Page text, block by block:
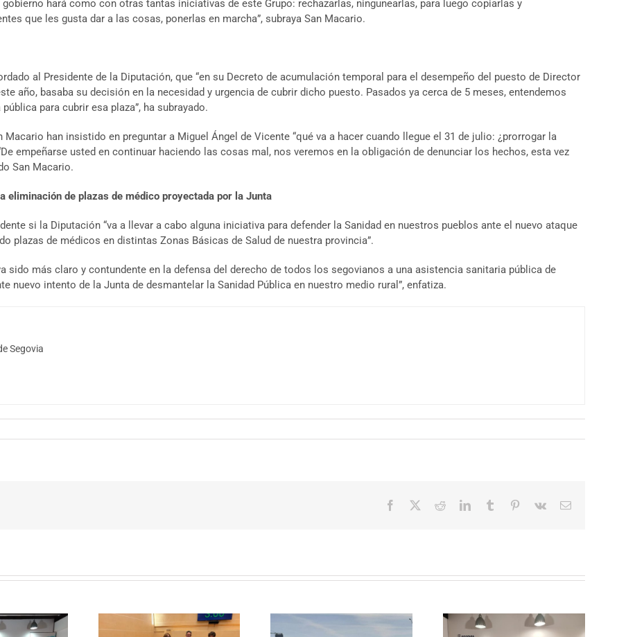
hará como con otras tantas iniciativas de este Grupo: rechazarlas, ningunearlas, para luego copiarlas y
que les gusta dar a las cosas, ponerlas en marcha”, subraya San Macario.
al Presidente de la Diputación, que “en su Decreto de acumulación temporal para el desempeño del puesto de Director
año, basaba su decisión en la necesidad y urgencia de cubrir dicho puesto. Pasados ya cerca de 5 meses, entendemos
para cubrir esa plaza”, ha subrayado.
han insistido en preguntar a Miguel Ángel de Vicente “qué va a hacer cuando llegue el 31 de julio: ¿prorrogar la
empeñarse usted en continuar haciendo las cosas mal, nos veremos en la obligación de denunciar los hechos, esta vez
San Macario.
eliminación de plazas de médico proyectada por la Junta
si la Diputación “va a llevar a cabo alguna iniciativa para defender la Sanidad en nuestros pueblos ante el nuevo ataque
plazas de médicos en distintas Zonas Básicas de Salud de nuestra provincia”.
sido más claro y contundente en la defensa del derecho de todos los segovianos a una asistencia sanitaria pública de
nuevo intento de la Junta de desmantelar la Sanidad Pública en nuestro medio rural”, enfatiza.
Segovia
Facebook RedditLinkedInTumblr Pinterest
Vk
Correo